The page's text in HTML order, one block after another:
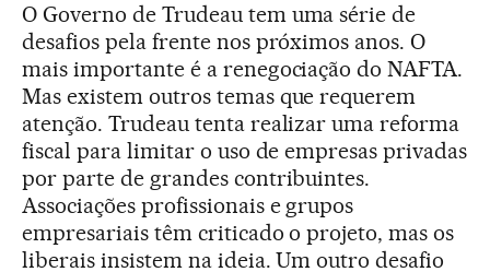
O Governo de Trudeau tem uma série de
desafios pela frente nos próximos anos. O
mais importante é a renegociação do NAFTA.
Mas existem outros temas que requerem
atenção. Trudeau tenta realizar uma reforma
fiscal para limitar o uso de empresas privadas
por parte de grandes contribuintes.
Associações profissionais e grupos
empresariais têm criticado o projeto, mas os
liberais insistem na ideia. Um outro desafio